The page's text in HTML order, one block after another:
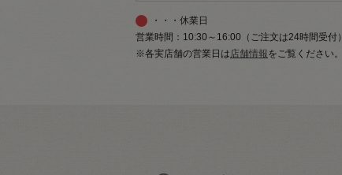
・・・休業日
営業時間：10:30～16:00（ご注文は24時間受付）
※各実店舗の営業日は店舗情報をご覧ください。